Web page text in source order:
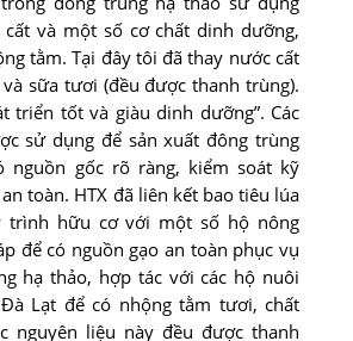
cất và một số cơ chất dinh dưỡng,
tằm. Tại đây tôi đã thay nước cất
sữa tươi (đều được thanh trùng).
triển tốt và giàu dinh dưỡng”. Các
sử dụng để sản xuất đông trùng
nguồn gốc rõ ràng, kiểm soát kỹ
toàn. HTX đã liên kết bao tiêu lúa
trình hữu cơ với một số hộ nông
để có nguồn gạo an toàn phục vụ
hạ thảo, hợp tác với các hộ nuôi
Lạt để có nhộng tằm tươi, chất
nguyên liệu này đều được thanh